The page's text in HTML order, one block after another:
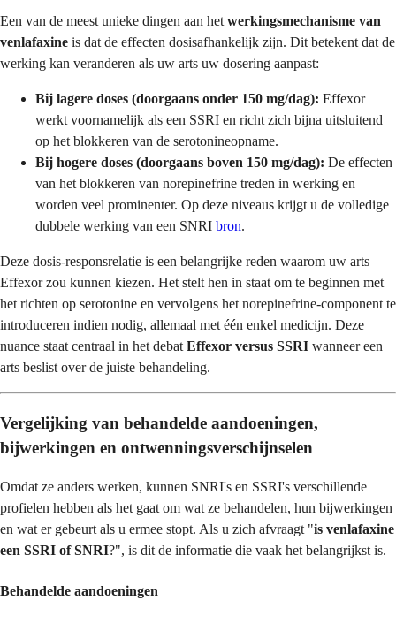
Een van de meest unieke dingen aan het werkingsmechanisme van
venlafaxine is dat de effecten dosisafhankelijk zijn. Dit betekent dat de
werking kan veranderen als uw arts uw dosering aanpast:
Bij lagere doses (doorgaans onder 150 mg/dag): Effexor
werkt voornamelijk als een SSRI en richt zich bijna uitsluitend
op het blokkeren van de serotonineopname.
Bij hogere doses (doorgaans boven 150 mg/dag): De effecten
van het blokkeren van norepinefrine treden in werking en
worden veel prominenter. Op deze niveaus krijgt u de volledige
dubbele werking van een SNRI bron.
Deze dosis-responsrelatie is een belangrijke reden waarom uw arts
Effexor zou kunnen kiezen. Het stelt hen in staat om te beginnen met
het richten op serotonine en vervolgens het norepinefrine-component te
introduceren indien nodig, allemaal met één enkel medicijn. Deze
nuance staat centraal in het debat Effexor versus SSRI wanneer een
arts beslist over de juiste behandeling.
Vergelijking van behandelde aandoeningen,
bijwerkingen en ontwenningsverschijnselen
Omdat ze anders werken, kunnen SNRI's en SSRI's verschillende
profielen hebben als het gaat om wat ze behandelen, hun bijwerkingen
en wat er gebeurt als u ermee stopt. Als u zich afvraagt "is venlafaxine
een SSRI of SNRI?", is dit de informatie die vaak het belangrijkst is.
Behandelde aandoeningen